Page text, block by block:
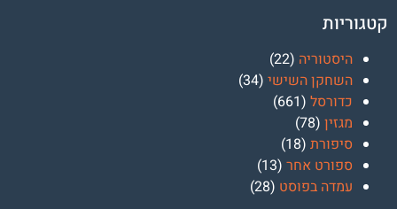
קטגוריות
היסטוריה (22)
השחקן השישי (34)
כדורסל (661)
מגזין (78)
סיפורת (18)
ספורט אחר (13)
עמדה בפוסט (28)